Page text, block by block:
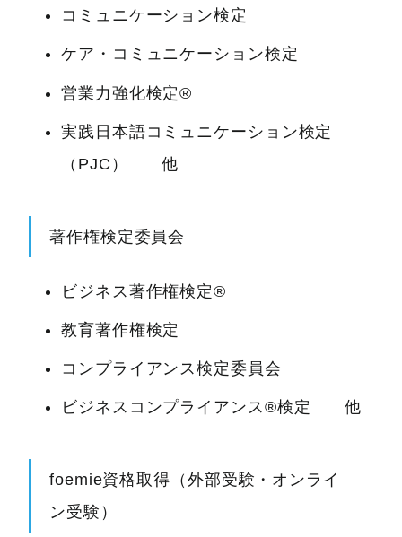
コミュニケーション検定
ケア・コミュニケーション検定
営業力強化検定®
実践日本語コミュニケーション検定
（PJC） 他
著作権検定委員会
ビジネス著作権検定®
教育著作権検定
コンプライアンス検定委員会
ビジネスコンプライアンス®検定 他
foemie資格取得（外部受験・オンライ
ン受験）